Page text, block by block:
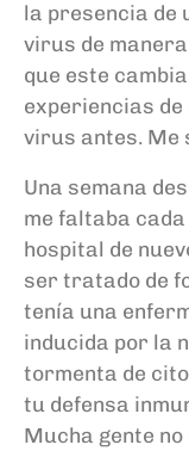
la presencia de
virus de
que este
experiencias de
virus antes. Me
Una semana
me faltaba cada
hospital de
ser tratado de
tenía una
inducida por la
tormenta de
tu defensa
Mucha gente